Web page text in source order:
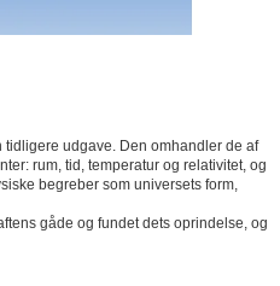
udgave. Den omhandler de af
rum, tid, temperatur og relativitet, og
begreber som universets form,
gåde og fundet dets oprindelse, og